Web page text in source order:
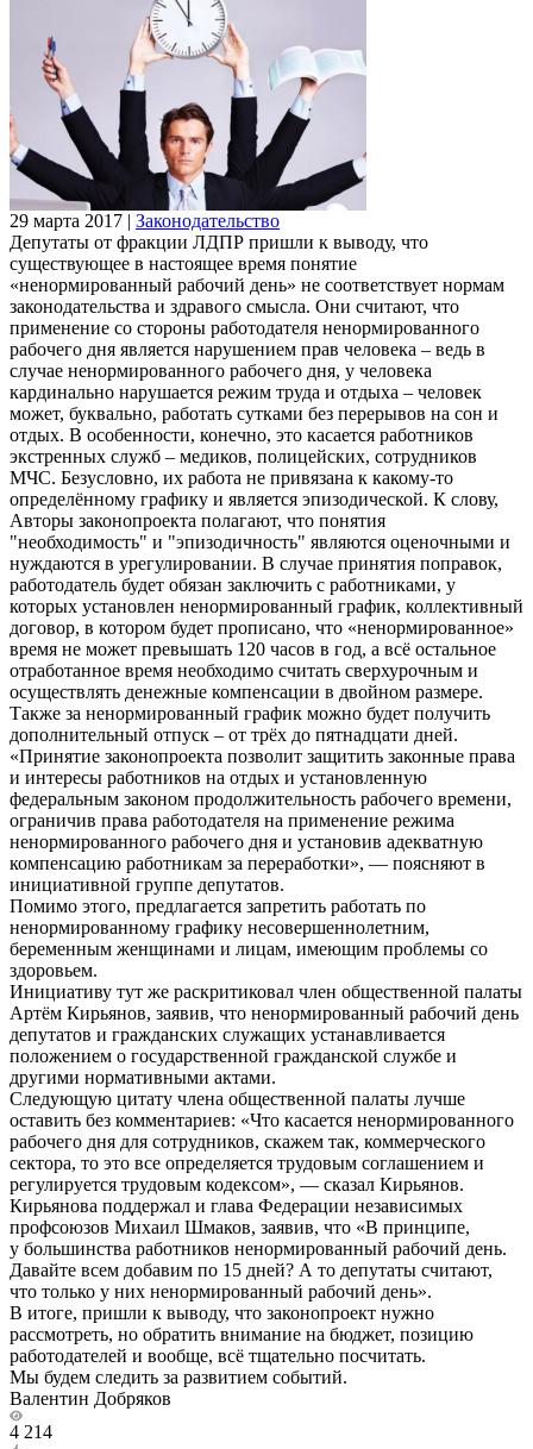
29 марта 2017 | Законодательство
Депутаты от фракции ЛДПР пришли к выводу, что
существующее в настоящее время понятие
«ненормированный рабочий день» не соответствует нормам
законодательства и здравого смысла. Они считают, что
применение со стороны работодателя ненормированного
рабочего дня является нарушением прав человека – ведь в
случае ненормированного рабочего дня, у человека
кардинально нарушается режим труда и отдыха – человек
может, буквально, работать сутками без перерывов на сон и
отдых. В особенности, конечно, это касается работников
экстренных служб – медиков, полицейских, сотрудников
МЧС. Безусловно, их работа не привязана к какому-то
определённому графику и является эпизодической. К слову,
Авторы законопроекта полагают, что понятия
"необходимость" и "эпизодичность" являются оценочными и
нуждаются в урегулировании. В случае принятия поправок,
работодатель будет обязан заключить с работниками, у
которых установлен ненормированный график, коллективный
договор, в котором будет прописано, что «ненормированное»
время не может превышать 120 часов в год, а всё остальное
отработанное время необходимо считать сверхурочным и
осуществлять денежные компенсации в двойном размере.
Также за ненормированный график можно будет получить
дополнительный отпуск – от трёх до пятнадцати дней.
«Принятие законопроекта позволит защитить законные права
и интересы работников на отдых и установленную
федеральным законом продолжительность рабочего времени,
ограничив права работодателя на применение режима
ненормированного рабочего дня и установив адекватную
компенсацию работникам за переработки», — поясняют в
инициативной группе депутатов.
Помимо этого, предлагается запретить работать по
ненормированному графику несовершеннолетним,
беременным женщинами и лицам, имеющим проблемы со
здоровьем.
Инициативу тут же раскритиковал член общественной палаты
Артём Кирьянов, заявив, что ненормированный рабочий день
депутатов и гражданских служащих устанавливается
положением о государственной гражданской службе и
другими нормативными актами.
Следующую цитату члена общественной палаты лучше
оставить без комментариев: «Что касается ненормированного
рабочего дня для сотрудников, скажем так, коммерческого
сектора, то это все определяется трудовым соглашением и
регулируется трудовым кодексом», — сказал Кирьянов.
Кирьянова поддержал и глава Федерации независимых
профсоюзов Михаил Шмаков, заявив, что «В принципе,
у большинства работников ненормированный рабочий день.
Давайте всем добавим по 15 дней? А то депутаты считают,
что только у них ненормированный рабочий день».
В итоге, пришли к выводу, что законопроект нужно
рассмотреть, но обратить внимание на бюджет, позицию
работодателей и вообще, всё тщательно посчитать.
Мы будем следить за развитием событий.
Валентин Добряков
4 214